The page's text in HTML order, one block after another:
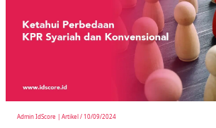
Admin IdScore | Artikel/ 10/09/2024